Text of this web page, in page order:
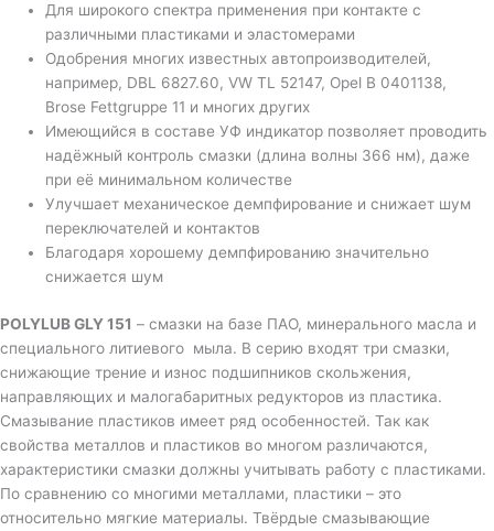
Для широкого спектра применения при контакте с
различными пластиками и эластомерами
Одобрения многих известных автопроизводителей,
например, DBL 6827.60, VW TL 52147, Opel B 0401138,
Brose Fettgruppe 11 и многих других
Имеющийся в составе УФ индикатор позволяет проводить
надёжный контроль смазки (длина волны 366 нм), даже
при её минимальном количестве
Улучшает механическое демпфирование и снижает шум
переключателей и контактов
Благодаря хорошему демпфированию значительно
снижается шум
POLYLUB GLY 151 – смазки на базе ПАО, минерального масла и
специального литиевого мыла. В серию входят три смазки,
снижающие трение и износ подшипников скольжения,
направляющих и малогабаритных редукторов из пластика.
Смазывание пластиков имеет ряд особенностей. Так как
свойства металлов и пластиков во многом различаются,
характеристики смазки должны учитывать работу с пластиками.
По сравнению со многими металлами, пластики – это
относительно мягкие материалы. Твёрдые смазывающие